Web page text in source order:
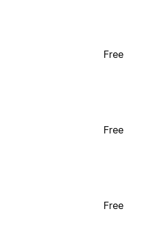
Free
Free
Free